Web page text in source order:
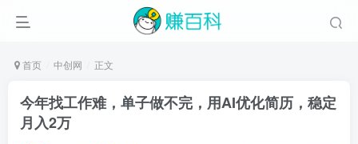
首页 中创网 正文
今年找工作难，单子做不完，用AI优化简历，稳定
月入2万